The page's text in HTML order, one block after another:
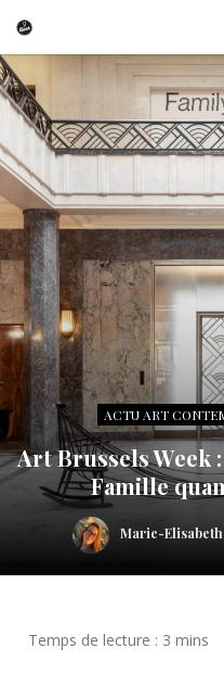
ACTU ART
Art Brussels Week
Famille
Marie-Elisabeth